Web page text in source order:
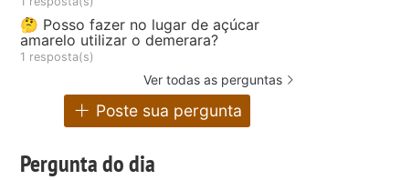
🤔 Posso fazer no lugar de açúcar
amarelo utilizar o demerara?
1 resposta(s)
Ver todas as perguntas
Poste sua pergunta
Pergunta do dia